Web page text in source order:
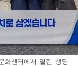
화센터에서 열린 생명